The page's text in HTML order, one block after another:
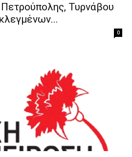
Πετρούπολης, Τυρνάβου
0